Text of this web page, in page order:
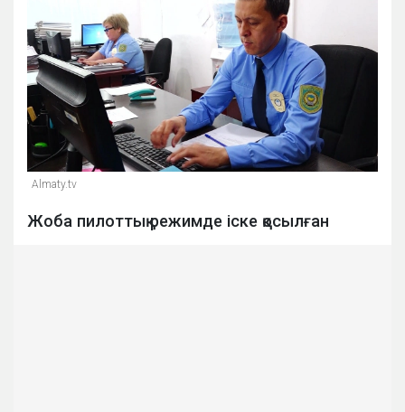
Almaty.tv
Жоба пилоттық режимде іске қосылған